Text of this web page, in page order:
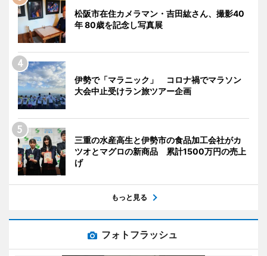
松阪市在住カメラマン・吉田紘さん、撮影40
年 80歳を記念し写真展
伊勢で「マラニック」 コロナ禍でマラソン
大会中止受けラン旅ツアー企画
三重の水産高生と伊勢市の食品加工会社がカ
ツオとマグロの新商品 累計1500万円の売上
げ
もっと見る
フォトフラッシュ